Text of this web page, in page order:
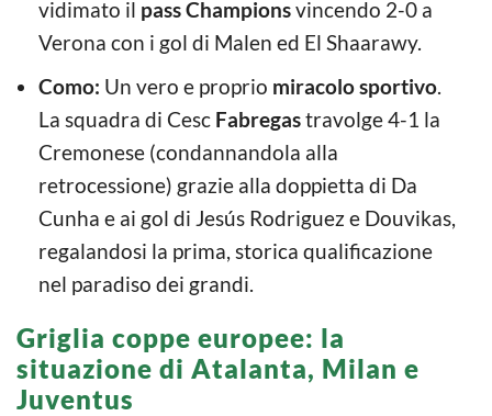
vidimato il pass Championsvincendo 2-0 a
Verona con i gol di Malen ed El Shaarawy.
Como: Un vero e proprio miracolo sportivo.
La squadra di Cesc Fabregastravolge 4-1 la
Cremonese (condannandola alla
retrocessione) grazie alla doppietta di Da
Cunha e ai gol di Jesús Rodriguez e Douvikas,
regalandosi la prima, storica qualificazione
nel paradiso dei grandi.
Griglia coppe europee: la
situazione di Atalanta, Milan e
Juventus